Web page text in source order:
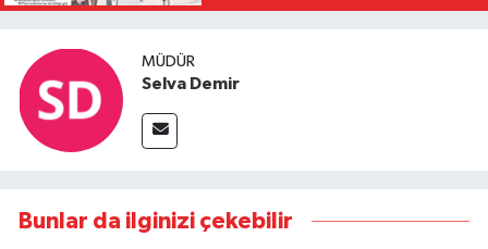
MÜDÜR
Selva Demir
Bunlar da ilginizi çekebilir